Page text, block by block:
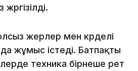
жүргізілді.
жерлер мен күрделі
жұмыс істеді. Батпақты
техника бірнеше рет